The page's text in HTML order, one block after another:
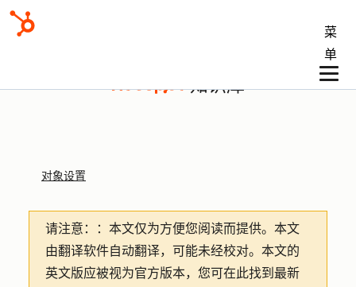
菜
单
知识库
对象设置
请注意： ：本文仅为方便您阅读而提供。 本文
由翻译软件自动翻译，可能未经校对。本文的
英文版应被视为官方版本，您可在此找到最新